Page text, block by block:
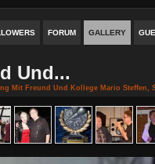
FORUM GALLERY
Und...
Mit Freund Und Kollege Mario Steffen,